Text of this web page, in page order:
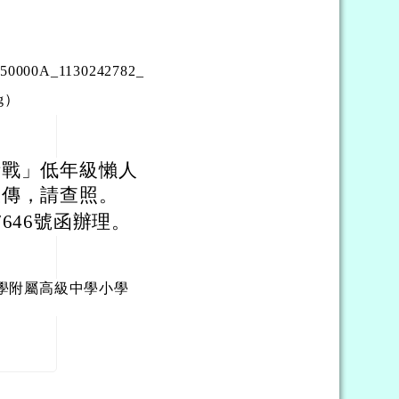
」低年級懶人
，請查照。
號函辦理。
附屬高級中學小學